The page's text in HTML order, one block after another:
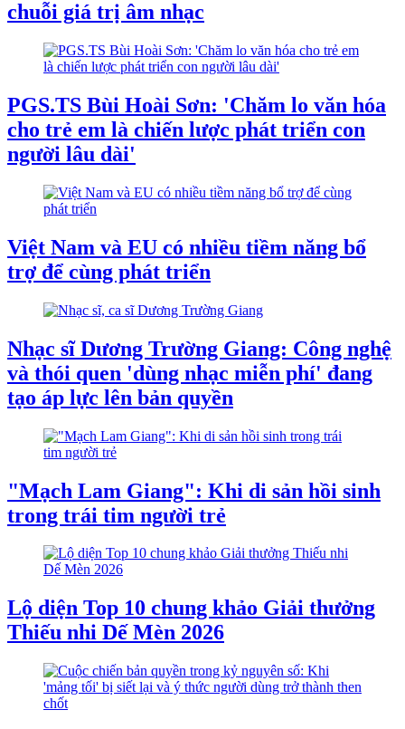
chuỗi giá trị âm nhạc
PGS.TS Bùi Hoài Sơn: 'Chăm lo văn hóa
cho trẻ em là chiến lược phát triển con
người lâu dài'
Việt Nam và EU có nhiều tiềm năng bổ
trợ để cùng phát triển
Nhạc sĩ Dương Trường Giang: Công nghệ
và thói quen 'dùng nhạc miễn phí' đang
tạo áp lực lên bản quyền
"Mạch Lam Giang": Khi di sản hồi sinh
trong trái tim người trẻ
Lộ diện Top 10 chung khảo Giải thưởng
Thiếu nhi Dế Mèn 2026